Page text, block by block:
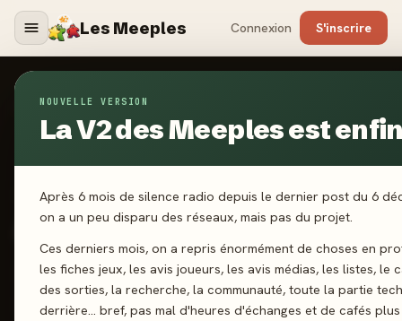
Les Meeples Connexion S'inscrire
NOUVELLE VERSION
La V2 des Meeples est
Après 6 mois de silence radio depuis le dernier post du 6
on a un peu disparu des réseaux, mais pas du projet.
Ces derniers mois, on a repris énormément de choses en
les fiches jeux, les avis joueurs, les avis médias, les listes, le
des sorties, la recherche, la communauté, toute la partie
derrière… bref, pas mal d'heures d'échanges et de cafés
Jeux/AI 100% Human
2024·EXPLOR8
AI 100% Human
1-6 joueurs 14 ans+ 45 min Draft
Combinaison
Construction de Tableau